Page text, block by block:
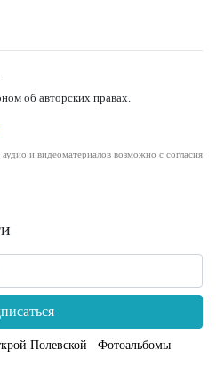
об авторских правах.
и видеоматериалов возможно с согласия
Полевской
Фотоальбомы